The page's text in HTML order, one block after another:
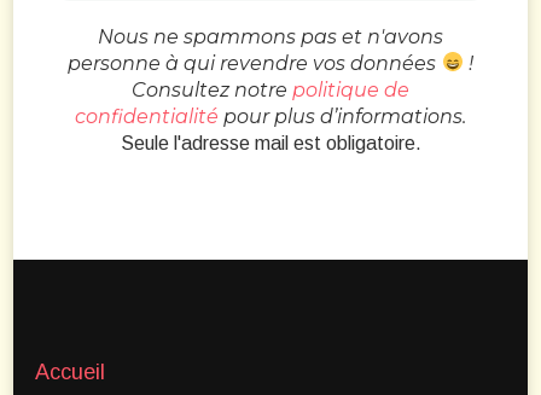
Nous ne spammons pas et n'avons
personne à qui revendre vos données
!
Consultez notre politique de
confidentialité pour plus d’informations.
Seule l'adresse mail est obligatoire.
Accueil